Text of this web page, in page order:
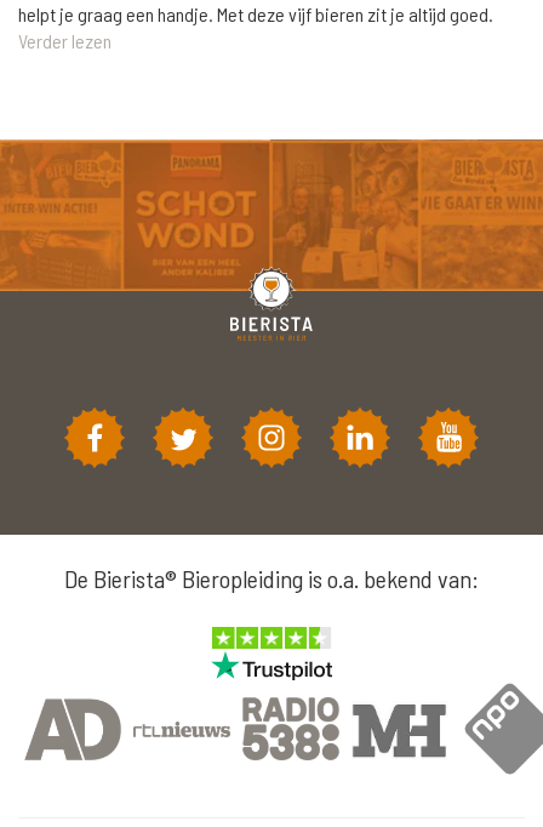
helpt je graag een handje. Met deze vijf bieren zit je altijd goed.
Verder lezen
De Bierista® Bieropleiding is o.a. bekend van: